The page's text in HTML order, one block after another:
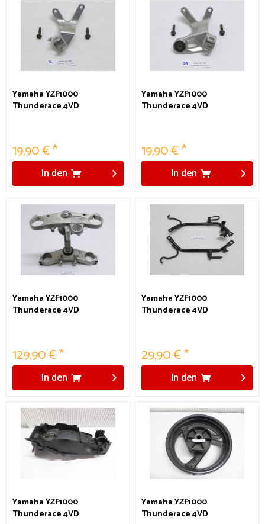
Yamaha YZF1000
Thunderace 4VD
19,90 € *
In den
Yamaha YZF1000
Thunderace 4VD
19,90 € *
In den
Yamaha YZF1000
Thunderace 4VD
129,90 € *
In den
Yamaha YZF1000
Thunderace 4VD
29,90 € *
In den
Yamaha YZF1000
Thunderace 4VD
Yamaha YZF1000
Thunderace 4VD